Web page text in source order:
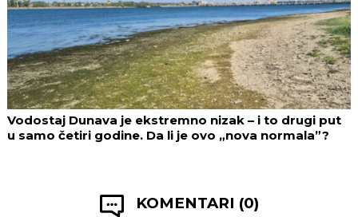
Vodostaj Dunava je ekstremno nizak – i to drugi put
u samo četiri godine. Da li je ovo „nova normala”?
KOMENTARI (0)